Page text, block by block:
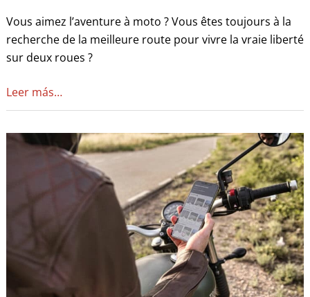
Vous aimez l’aventure à moto ? Vous êtes toujours à la
recherche de la meilleure route pour vivre la vraie liberté
sur deux roues ?
Leer más…
qu’AtlantisMOTO
quels
avantages
l’abonnement